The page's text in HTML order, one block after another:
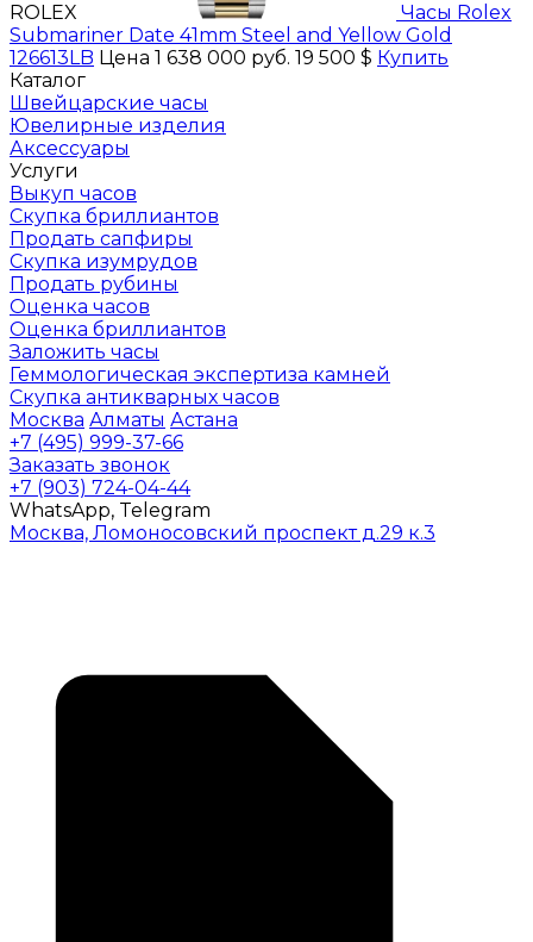
ROLEX
Часы Rolex
Submariner Date 41mm Steel and Yellow Gold
126613LB Цена 1 638 000 руб. 19 500 $ Купить
Каталог
Швейцарские часы
Ювелирные изделия
Аксессуары
Услуги
Выкуп часов
Скупка бриллиантов
Продать сапфиры
Скупка изумрудов
Продать рубины
Оценка часов
Оценка бриллиантов
Заложить часы
Геммологическая экспертиза камней
Скупка антикварных часов
Москва Алматы Астана
+7 (495) 999-37-66
Заказать звонок
+7 (903) 724-04-44
WhatsApp, Telegram
Москва, Ломоносовский проспект д.29 к.3